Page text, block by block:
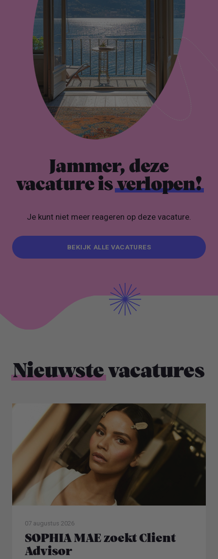
Jammer, deze
vacature isverlopen!
Je kunt niet meer reageren op deze vacature.
BEKIJK ALLE VACATURES
Nieuwstevacatures
07 augustus 2026
SOPHIA MAE zoekt Client
Advisor